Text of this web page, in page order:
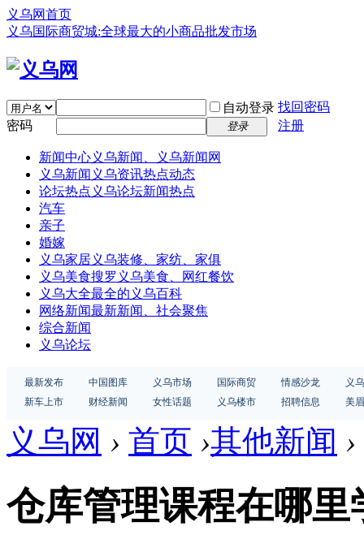
义乌网首页
义乌国际商贸城:全球最大的小商品批发市场
自动登录 找回密码
密码
登录 注册
新闻中心义乌新闻、义乌新闻网
义乌新闻 义乌资讯热点动态
论坛热点 义乌论坛新闻热点
汽车
亲子
婚嫁
义乌家居义乌装修、家纺、家俱
义乌美食搜罗义乌美食、网红餐饮
义乌大全最全的义乌百科
网络新闻最新新闻、社会聚焦
综合新闻
义乌论坛
最新发布 中国图库 义乌市场 国际商贸 情感沙龙
义
新车上市
财经新闻 女性话题 义乌楼市 招聘信息 美
义乌网 › 首页 ›其他新闻 ›
仓库管理课程在哪